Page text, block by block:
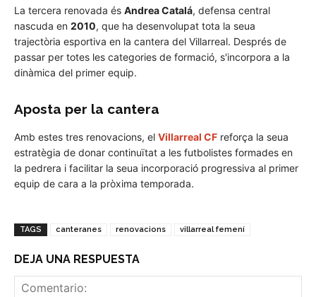
La tercera renovada és Andrea Catalá, defensa central
nascuda en 2010, que ha desenvolupat tota la seua
trajectòria esportiva en la cantera del Villarreal. Després de
passar per totes les categories de formació, s'incorpora a la
dinàmica del primer equip.
Aposta per la cantera
Amb estes tres renovacions, el Villarreal CF reforça la seua
estratègia de donar continuïtat a les futbolistes formades en
la pedrera i facilitar la seua incorporació progressiva al primer
equip de cara a la pròxima temporada.
TAGS canteranes renovacions villarreal femení
DEJA UNA RESPUESTA